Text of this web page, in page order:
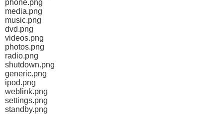
phone.png
media.png
music.png
dvd.png
videos.png
photos.png
radio.png
shutdown.png
generic.png
ipod.png
weblink.png
settings.png
standby.png